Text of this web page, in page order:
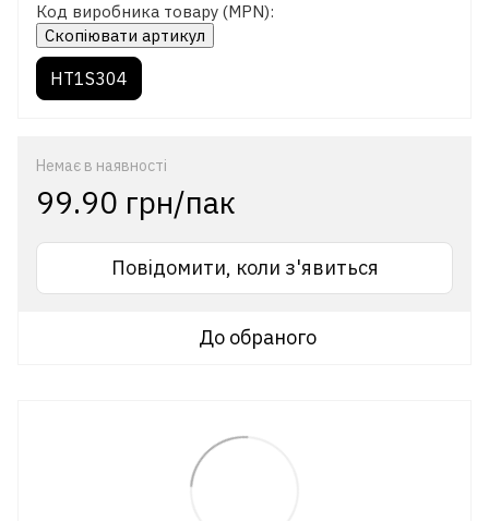
Код виробника товару (MPN):
Скопіювати артикул
HT1S304
Немає в наявності
99.90 грн/пак
Повідомити, коли з'явиться
До обраного